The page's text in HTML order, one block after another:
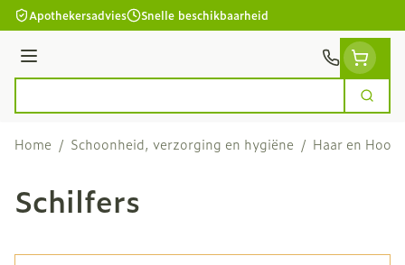
Ga naar de inhoud
Apothekersadvies Snelle beschikbaarheid
Menu
Zoek
Home / Schoonheid, verzorging en hygiëne / Haar en Hoofd
Schilfers